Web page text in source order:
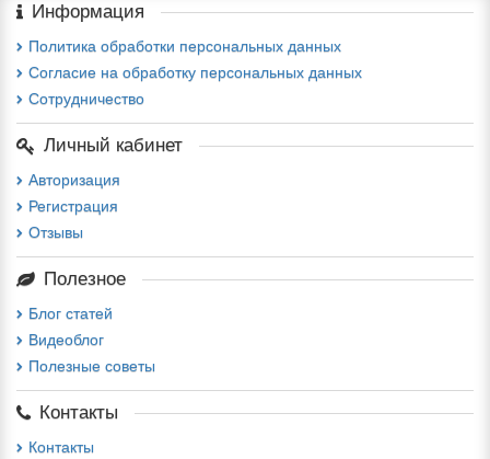
Информация
Политика обработки персональных данных
Согласие на обработку персональных данных
Сотрудничество
Личный кабинет
Авторизация
Регистрация
Отзывы
Полезное
Блог статей
Видеоблог
Полезные советы
Контакты
Контакты